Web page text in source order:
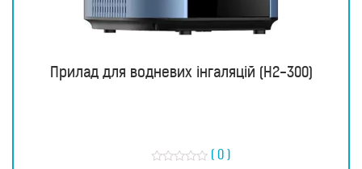
Прилад для водневих інгаляцій (H2-300)
( 0 )